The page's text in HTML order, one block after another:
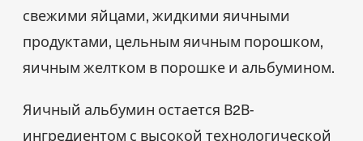
свежими яйцами, жидкими яичными
продуктами, цельным яичным порошком,
яичным желтком в порошке и альбумином.
Яичный альбумин остается B2B-
ингредиентом с высокой технологической